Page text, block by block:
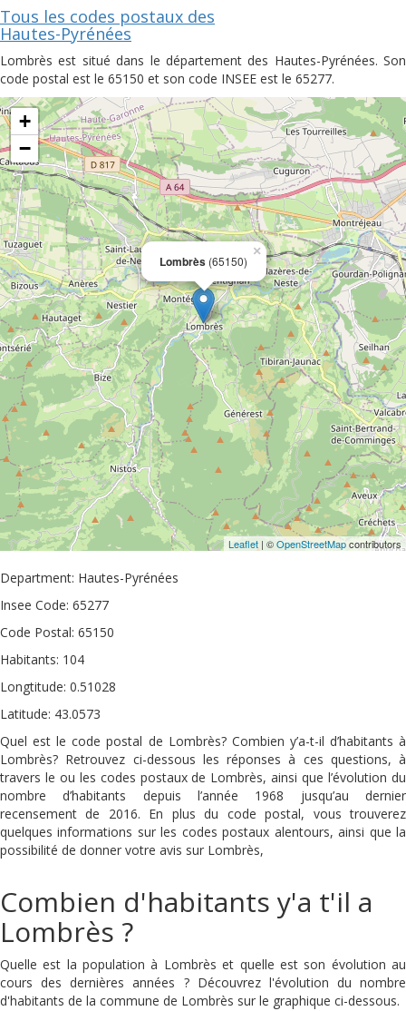
Tous les codes postaux des
Hautes-Pyrénées
Lombrès est situé dans le département des Hautes-Pyrénées. Son
code postal est le 65150 et son code INSEE est le 65277.
Lombrès (65150)
×
+
−
Leaflet | ©OpenStreetMapcontributors
Department: Hautes-Pyrénées
Insee Code: 65277
Code Postal: 65150
Habitants: 104
Longtitude: 0.51028
Latitude: 43.0573
Quel est le code postal de Lombrès? Combien y’a-t-il d’habitants à
Lombrès? Retrouvez ci-dessous les réponses à ces questions, à
travers le ou les codes postaux de Lombrès, ainsi que l’évolution du
nombre d’habitants depuis l’année 1968 jusqu’au dernier
recensement de 2016. En plus du code postal, vous trouverez
quelques informations sur les codes postaux alentours, ainsi que la
possibilité de donner votre avis sur Lombrès,
Combien d'habitants y'a t'il a
Lombrès ?
Quelle est la population à Lombrès et quelle est son évolution au
cours des dernières années ? Découvrez l'évolution du nombre
d'habitants de la commune de Lombrès sur le graphique ci-dessous.